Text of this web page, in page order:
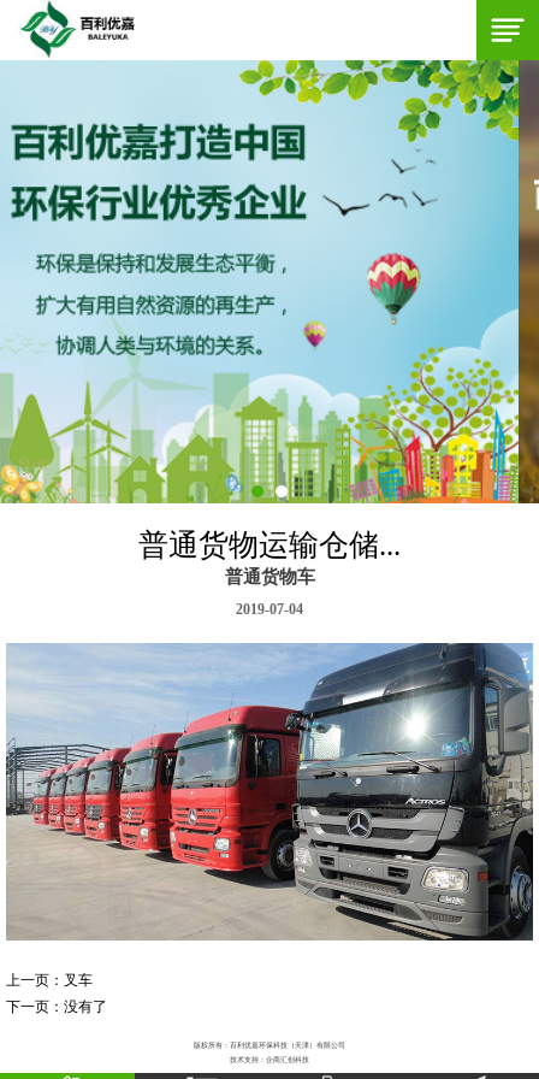
普通货物运输仓储...
普通货物车
2019-07-04
上一页： 叉车
下一页：没有了
版权所有：百利优嘉环保科技（天津）有限公司
技术支持：企商汇创科技